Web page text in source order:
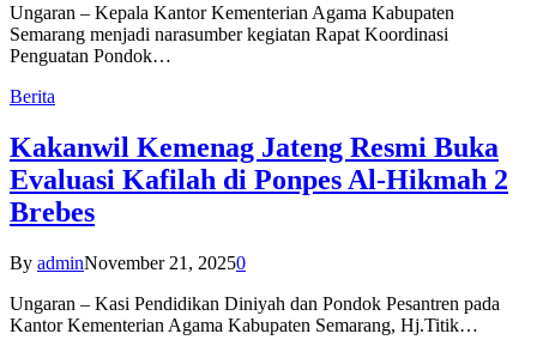
Ungaran – Kepala Kantor Kementerian Agama Kabupaten
Semarang menjadi narasumber kegiatan Rapat Koordinasi
Penguatan Pondok…
Berita
Kakanwil Kemenag Jateng Resmi Buka
Evaluasi Kafilah di Ponpes Al-Hikmah 2
Brebes
By adminNovember 21, 20250
Ungaran – Kasi Pendidikan Diniyah dan Pondok Pesantren pada
Kantor Kementerian Agama Kabupaten Semarang, Hj.Titik…